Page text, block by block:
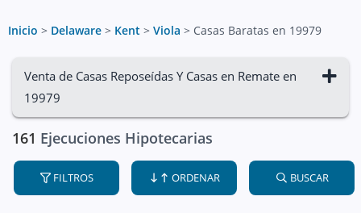
Inicio > Delaware > Kent > Viola > Casas Baratas en 19979
Venta de Casas Reposeídas Y Casas en Remate en
19979
161 Ejecuciones Hipotecarias
FILTROS ORDENAR BUSCAR